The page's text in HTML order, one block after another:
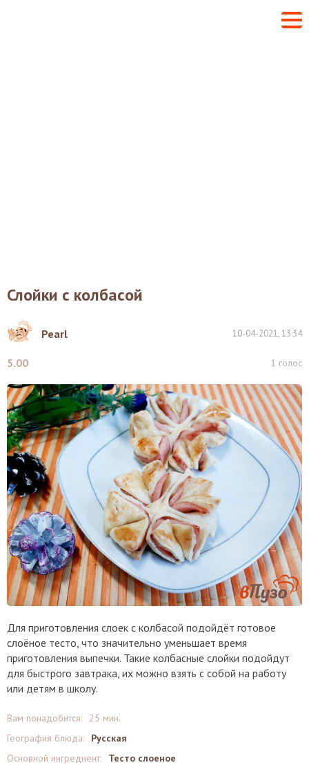
Слойки с колбасой
Pearl 10-04-2021, 13:34
5.00 1 голос
Для приготовления слоек с колбасой подойдёт готовое
слоёное тесто, что значительно уменьшает время
приготовления выпечки. Такие колбасные слойки подойдут
для быстрого завтрака, их можно взять с собой на работу
или детям в школу.
Вам понадобится:
25 мин.
География блюда:
Русская
Основной ингредиент:
Тесто слоеное